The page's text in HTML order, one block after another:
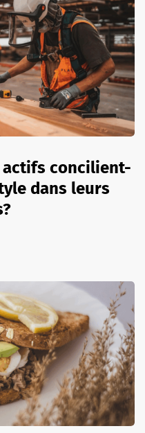
actifs concilient-
dans leurs